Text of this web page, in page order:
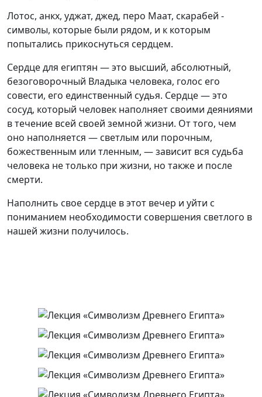
Лотос, анкх, уджат, джед, перо Маат, скарабей -
символы, которые были рядом, и к которым
попытались прикоснуться сердцем.
Сердце для египтян — это высший, абсолютный,
безоговорочный Владыка человека, голос его
совести, его единственный судья. Сердце — это
сосуд, который человек наполняет своими деяниями
в течение всей своей земной жизни. От того, чем
оно наполняется — светлым или порочным,
божественным или тленным, — зависит вся судьба
человека не только при жизни, но также и после
смерти.
Наполнить свое сердце в этот вечер и уйти с
пониманием необходимости совершения светлого в
нашей жизни получилось.